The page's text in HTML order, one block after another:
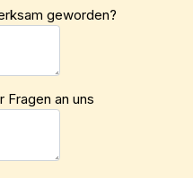
geworden?
Fragen an uns